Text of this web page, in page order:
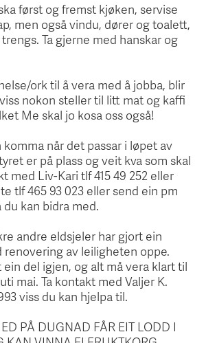
først og fremst kjøken, servise
men også vindu, dører og toalett,
Ta gjerne med hanskar og
ork til å vera med å jobba, blir
nokon steller til litt mat og kaffi
Me skal jo kosa oss også!
når det passar i løpet av
er på plass og veit kva som skal
med Liv-Kari tlf 415 49 252 eller
tlf 465 93 023 eller send ein pm
du kan bidra med.
andre eldsjeler har gjort ein
av leiligheten oppe.
del igjen, og alt må vera klart til
mai. Ta kontakt med Valjer K.
viss du kan hjelpa til.
PÅ DUGNAD FÅR EIT LODD I